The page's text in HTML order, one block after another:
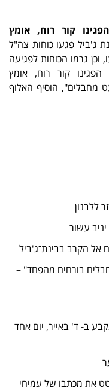
קור רוח, אומץ
ג'ביל פגעו כוחות צה"ל
גרמו הכוחות לפגיעה
קור רוח, אומץ
מחבלים", הוסיף האלוף
ללבנון
עשור
בורחים מהפחד" –
ב- ד' באייר, יום אחד
את מכתבו של עמיחי